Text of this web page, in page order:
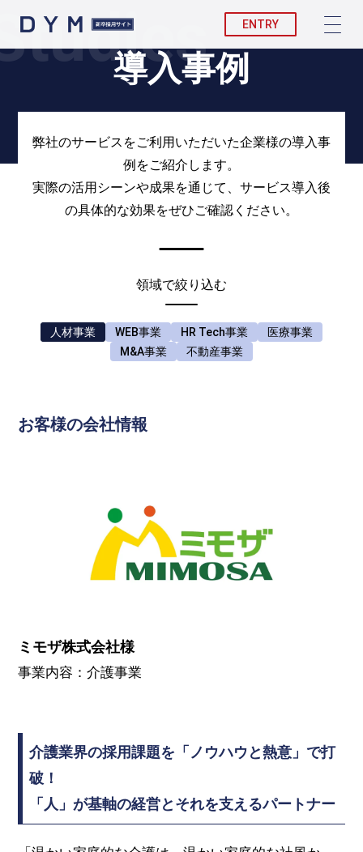
ENTRY
導入事例
弊社のサービスをご利用いただいた企業様の導入事
例をご紹介します。
実際の活用シーンや成果を通じて、サービス導入後
の具体的な効果をぜひご確認ください。
領域で絞り込む
人材事業 WEB事業 HR Tech事業
医療事業
M&A事業
不動産事業
お客様の会社情報
ミモザ株式会社様
事業内容：介護事業
介護業界の採用課題を「ノウハウと熱意」で打
破！
「人」が基軸の経営とそれを支えるパートナー